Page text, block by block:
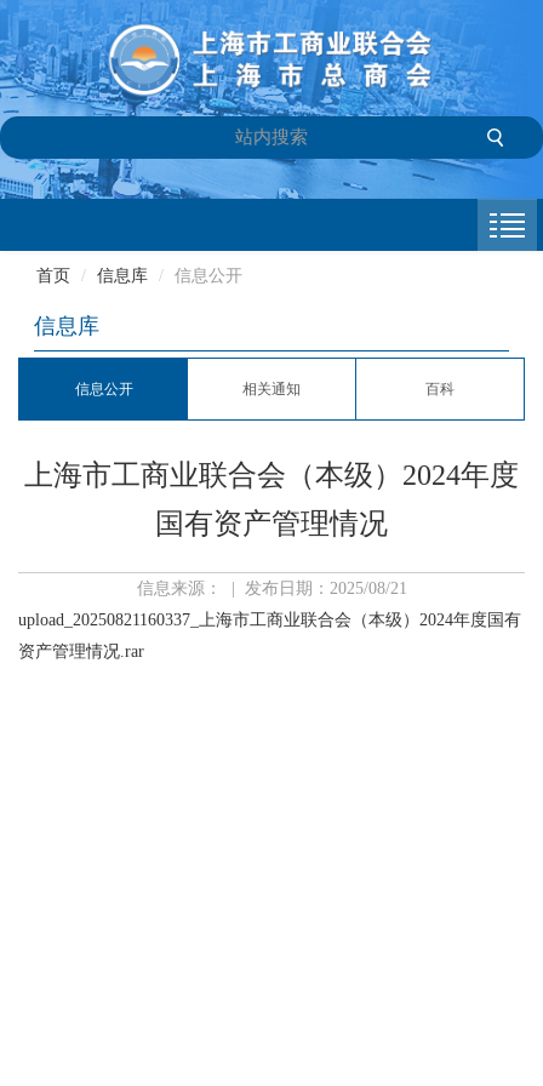
商会介绍
会员专栏
参政议政
信息库
联系我们
首页 / 信息库 / 信息公开
信息库
信息公开 相关通知 百科
上海市工商业联合会（本级）2024年度
国有资产管理情况
信息来源： | 发布日期：2025/08/21
upload_20250821160337_上海市工商业联合会（本级）2024年度国有
资产管理情况.rar